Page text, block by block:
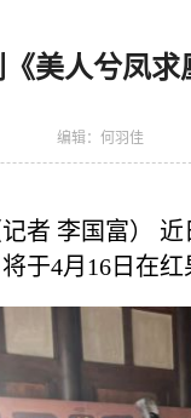
美人兮凤
编辑：何羽佳
者 李国富）
于4月16日在